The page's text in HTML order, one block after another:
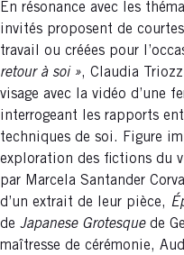
En résonance avec les
invités proposent de
travail ou créées pour
retour à soi », Claudia
visage avec la vidéo d’une
interrogeant les rapports
techniques de soi. Figure
exploration des fictions du
par Marcela Santander
d’un extrait de leur pièce,
de Japanese Grotesquede
maîtresse de cérémonie,